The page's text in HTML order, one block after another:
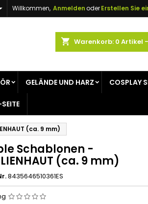
Willkommen, AnmeldenoderErstellen Sie
shopping_cart Warenkorb: 0 Artikel
GELÄNDE UND HARZ COSPLAY
(ca. 9 mm)
Schablonen -
(ca. 9 mm)
8435646510361ES